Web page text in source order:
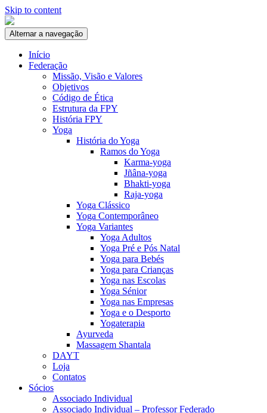
Skip to content
Alternar a navegação
Início
Federação
Missão, Visão e Valores
Objetivos
Código de Ética
Estrutura da FPY
História FPY
Yoga
História do Yoga
Ramos do Yoga
Karma-yoga
Jñâna-yoga
Bhakti-yoga
Raja-yoga
Yoga Clássico
Yoga Contemporâneo
Yoga Variantes
Yoga Adultos
Yoga Pré e Pós Natal
Yoga para Bebés
Yoga para Crianças
Yoga nas Escolas
Yoga Sénior
Yoga nas Empresas
Yoga e o Desporto
Yogaterapia
Ayurveda
Massagem Shantala
DAYT
Loja
Contatos
Sócios
Associado Individual
Associado Individual – Professor Federado